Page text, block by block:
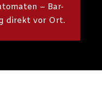
– Bar-
direkt vor Ort.